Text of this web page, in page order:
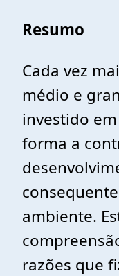
Resumo
Cada vez
médio e
investido
forma a
ambiente.
razões que